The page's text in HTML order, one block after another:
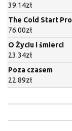
39.14zł
The Cold Start
76.00zł
O Życiu i śmierci
23.34zł
Poza czasem
22.89zł